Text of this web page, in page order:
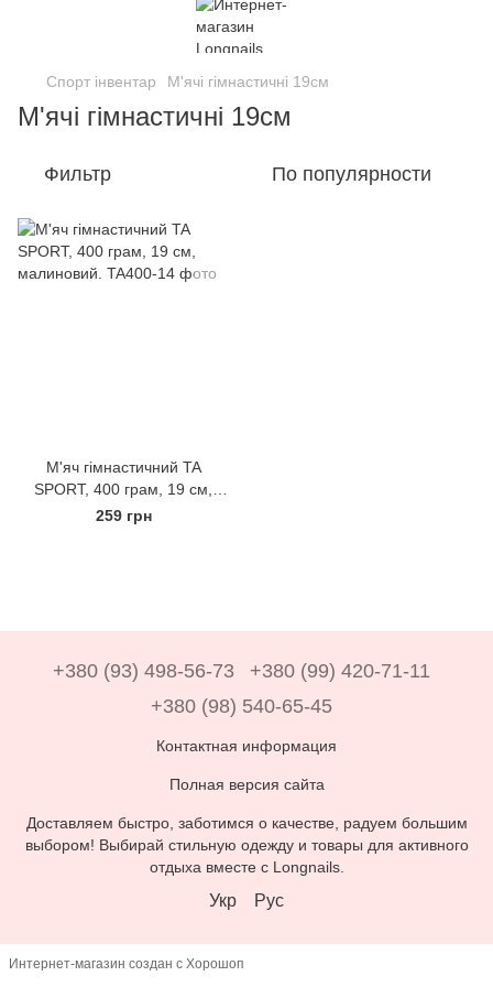
Спорт інвентар М'ячі гімнастичні 19см
М'ячі гімнастичні 19см
Фильтр По популярности
М'яч гімнастичний TA
SPORT, 400 грам, 19 см,
малиновий.
259 грн
+380 (93) 498-56-73
+380 (99) 420-71-11
+380 (98) 540-65-45
Контактная информация
Полная версия сайта
Доставляем быстро, заботимся о качестве, радуем большим
выбором! Выбирай стильную одежду и товары для активного
отдыха вместе с Longnails.
Укр Рус
Интернет-магазин создан с Хорошоп